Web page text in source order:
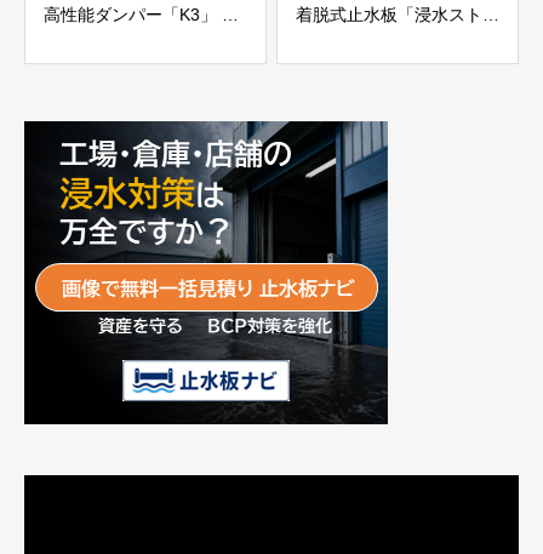
高性能ダンパー「K3」 富
着脱式止水板「浸水ストッ
富士工業株式会社